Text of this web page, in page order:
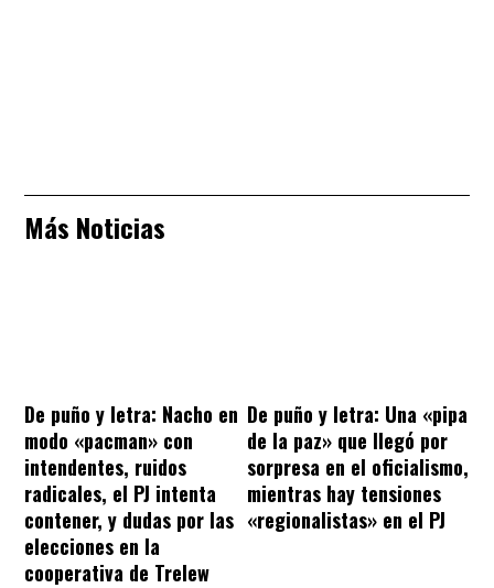
Más Noticias
De puño y letra: Nacho en
modo «pacman» con
intendentes, ruidos
radicales, el PJ intenta
contener, y dudas por las
elecciones en la
cooperativa de Trelew
De puño y letra: Una «pipa
de la paz» que llegó por
sorpresa en el oficialismo,
mientras hay tensiones
«regionalistas» en el PJ